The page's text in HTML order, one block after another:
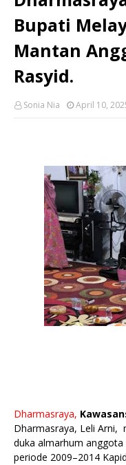
Bupati
Mantan
Rasyid.
Sonia Nia April 10,
Dharmasraya,
Dharmasraya, Leli Arni,
duka almarhum
periode 2009–2014